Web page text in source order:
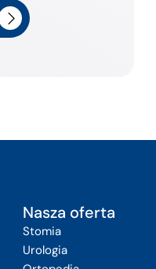
Nasza oferta
Stomia
Urologia